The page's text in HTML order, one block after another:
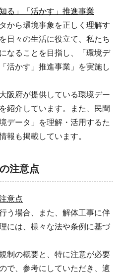
る」「活かす」推進事業
から環境事象を正しく理解す
日々の生活に役立て、私たち
なることを目指し、「環境デ
活かす」推進事業」を実施し
阪府が提供している環境デー
紹介しています。また、民間
データ」を理解・活用するた
報も掲載しています。
注意点
意点
う場合、また、解体工事に伴
には、様々な法や条例に基づ
制の概要と、特に注意が必要
で、参考にしていただき、適